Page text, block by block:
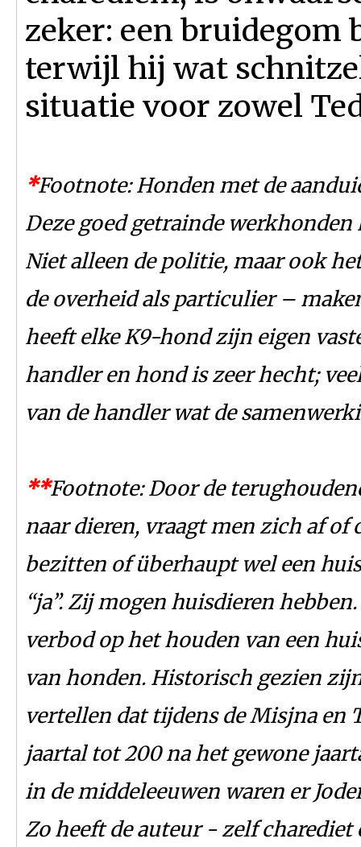
zeker: een
terwijl hij wat
situatie voor zowel
*Footnote: Honden met de
Deze goed getrainde
Niet alleen de politie, maar ook
de overheid als particulier –
heeft elke K9-hond zijn eigen
handler en hond is zeer hecht;
van de handler wat de
**Footnote: Door de
naar dieren, vraagt men zich af of
bezitten of überhaupt wel een
“ja”. Zij mogen huisdieren
verbod op het houden van een
van honden. Historisch gezien
vertellen dat tijdens de Misjna en
jaartal tot 200 na het gewone
in de middeleeuwen waren er
Zo heeft de auteur - zelf